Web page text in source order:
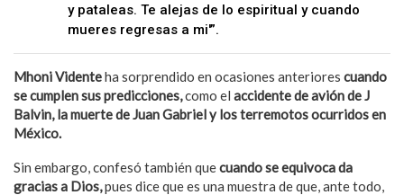
y pataleas. Te alejas de lo espiritual y cuando
mueres regresas a mi'”.
Mhoni Videnteha sorprendido en ocasiones anteriores cuando
se cumplen sus predicciones,como el accidente de avión de J
Balvin, la muerte de Juan Gabriel y los terremotos ocurridos en
México.
Sin embargo, confesó también quecuando se equivoca da
gracias a Dios,pues dice que es una muestra de que, ante todo,